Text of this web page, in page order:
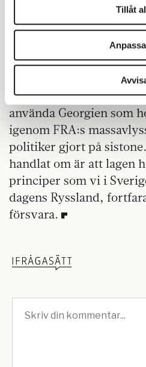
Vi använder
för sociala medier och
vidarebefordrar även sådana
information från din enhet till
annons- och analysföretag
Dessa kan i sin tur kombinera
information som du har
samlat in när du har använt
Om du vill läsa mer om hur vi
kan du göra dethär.
Tillåt
Anpassa
behöver en tydlig och
försvarsdoktrin värd
medlemskap borde ingå.
***
För övrigt är det
använda Georgien som
igenom FRA:s
politiker gjort på
handlat om är att lagen
principer som vi i
dagens Ryssland,
försvara.